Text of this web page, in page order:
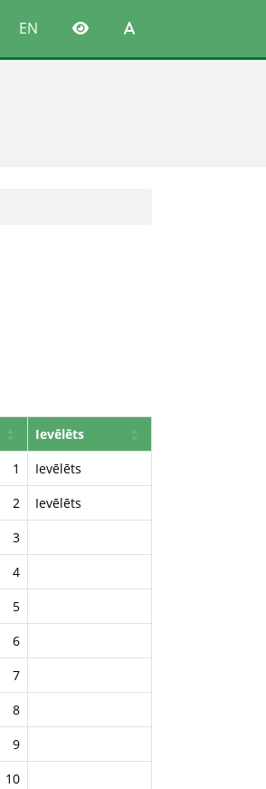
EN
Ievēlēts
1
Ievēlēts
2
Ievēlēts
3
4
5
6
7
8
9
10